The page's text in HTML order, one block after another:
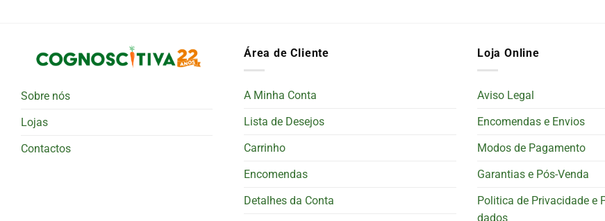
Sobre nós
Lojas
Contactos
Área de Cliente
A Minha Conta
Lista de Desejos
Carrinho
Encomendas
Detalhes da Conta
Loja Online
Aviso Legal
Encomendas e Envios
Modos de Pagamento
Garantias e Pós-Venda
Politica de Privacidade e
dados